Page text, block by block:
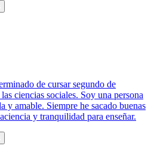
de cursar segundo de
ciencias sociales. Soy una persona
y amable. Siempre he sacado buenas
y tranquilidad para enseñar.